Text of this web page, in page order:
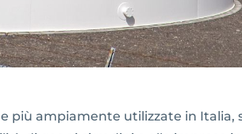
ampiamente utilizzate in Italia,